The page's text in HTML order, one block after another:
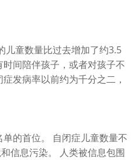
儿童数量比过去增加了约3.5
间陪伴孩子，或者对孩子不
发病率以前约为千分之二，
单的首位。 自闭症儿童数量不
信息污染。 人类被信息包围